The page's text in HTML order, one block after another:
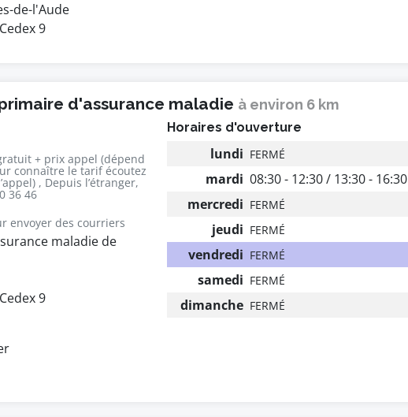
de-l'Aude
9
d'assurance maladie à environ 6 km
+ prix appel (dépend
connaître le tarif écoutez
, Depuis l’étranger,
36 46
envoyer des courriers
maladie de
9
Horaires d'ouverture
lundi FERMÉ
mardi 08:30 - 12:30 / 13:30 - 16:30
mercredi FERMÉ
jeudi FERMÉ
vendredi FERMÉ
samedi FERMÉ
dimanche FERMÉ